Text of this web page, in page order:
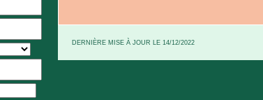
DERNIÈRE MISE À JOUR LE 14/12/2022